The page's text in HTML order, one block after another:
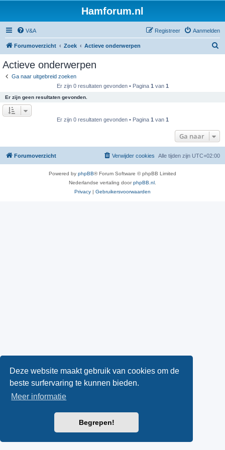
Deze website maakt gebruik van cookies om de
beste surfervaring te kunnen bieden.
Meer informatie
Begrepen!
Hamforum.nl
V&A Aanmelden
Registreer
Forumoverzicht Zoek Actieve onderwerpen
Actieve onderwerpen
Ga naar uitgebreid zoeken
Er zijn 0 resultaten gevonden • Pagina 1 van 1
Er zijn geen resultaten gevonden.
Er zijn 0 resultaten gevonden • Pagina 1 van 1
Ga naar
Forumoverzicht Alle tijden zijn UTC+02:00
Verwijder cookies
Powered by phpBB® Forum Software © phpBB Limited
Nederlandse vertaling doorphpBB.nl
Privacy | Gebruikersvoorwaarden